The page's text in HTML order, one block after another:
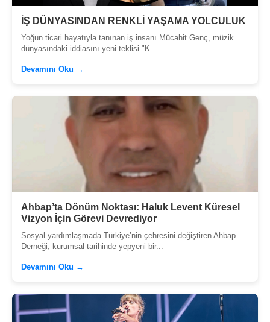
İŞ DÜNYASINDAN RENKLİ YAŞAMA YOLCULUK
Yoğun ticari hayatıyla tanınan iş insanı Mücahit Genç, müzik
dünyasındaki iddiasını yeni teklisi "K...
Devamını Oku →
Ahbap’ta Dönüm Noktası: Haluk Levent Küresel
Vizyon İçin Görevi Devrediyor
Sosyal yardımlaşmada Türkiye’nin çehresini değiştiren Ahbap
Derneği, kurumsal tarihinde yepyeni bir...
Devamını Oku →